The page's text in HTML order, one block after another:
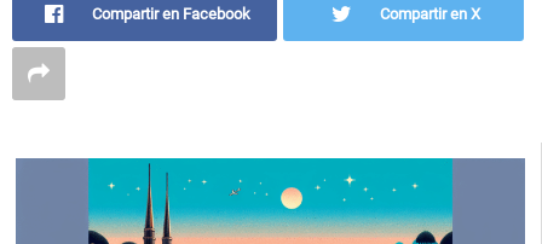
Compartir en Facebook Compartir en X